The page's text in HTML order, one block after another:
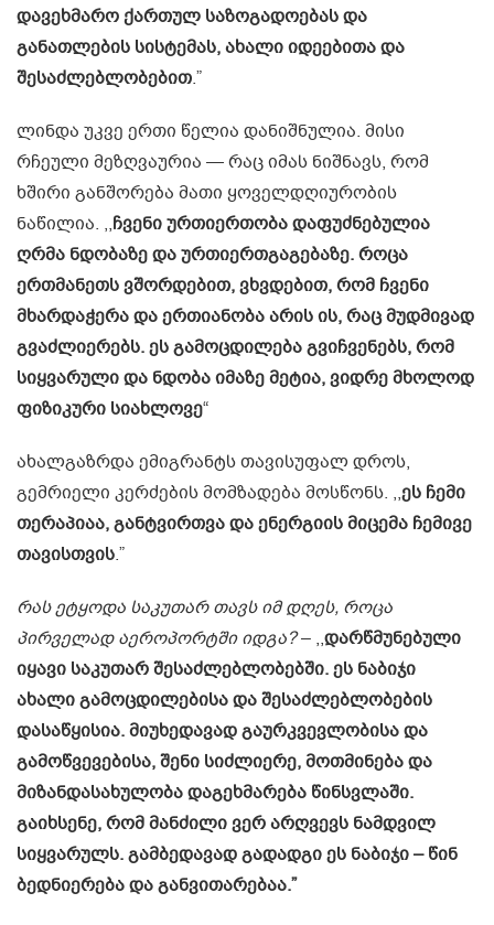
დავეხმარო ქართულ საზოგადოებას და
განათლების სისტემას, ახალი იდეებითა და
შესაძლებლობებით.”
ლინდა უკვე ერთი წელია დანიშნულია. მისი
რჩეული მეზღვაურია — რაც იმას ნიშნავს, რომ
ხშირი განშორება მათი ყოველდღიურობის
ნაწილია. ,,ჩვენი ურთიერთობა დაფუძნებულია
ღრმა ნდობაზე და ურთიერთგაგებაზე. როცა
ერთმანეთს ვშორდებით, ვხვდებით, რომ ჩვენი
მხარდაჭერა და ერთიანობა არის ის, რაც მუდმივად
გვაძლიერებს. ეს გამოცდილება გვიჩვენებს, რომ
სიყვარული და ნდობა იმაზე მეტია, ვიდრე მხოლოდ
ფიზიკური სიახლოვე“
ახალგაზრდა ემიგრანტს თავისუფალ დროს,
გემრიელი კერძების მომზადება მოსწონს. ,,ეს ჩემი
თერაპიაა, განტვირთვა და ენერგიის მიცემა ჩემივე
თავისთვის.”
რას ეტყოდა საკუთარ თავს იმ დღეს, როცა
პირველად აეროპორტში იდგა?– ,,დარწმუნებული
იყავი საკუთარ შესაძლებლობებში. ეს ნაბიჯი
ახალი გამოცდილებისა და შესაძლებლობების
დასაწყისია. მიუხედავად გაურკვევლობისა და
გამოწვევებისა, შენი სიძლიერე, მოთმინება და
მიზანდასახულობა დაგეხმარება წინსვლაში.
გაიხსენე, რომ მანძილი ვერ არღვევს ნამდვილ
სიყვარულს. გამბედავად გადადგი ეს ნაბიჯი – წინ
ბედნიერება და განვითარებაა.”